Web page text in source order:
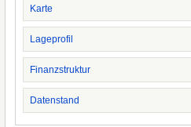
Karte
Lageprofil
Finanzstruktur
Datenstand